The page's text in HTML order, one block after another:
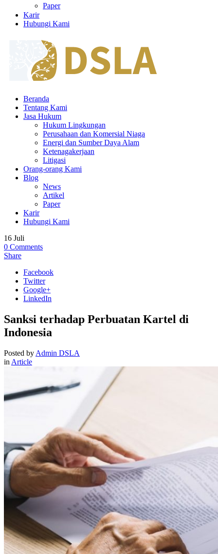
Paper
Karir
Hubungi Kami
Beranda
Tentang Kami
Jasa Hukum
Hukum Lingkungan
Perusahaan dan Komersial Niaga
Energi dan Sumber Daya Alam
Ketenagakerjaan
Litigasi
Orang-orang Kami
Blog
News
Artikel
Paper
Karir
Hubungi Kami
16 Juli
0 Comments
Share
Facebook
Twitter
Google+
LinkedIn
Sanksi terhadap Perbuatan Kartel di
Indonesia
Posted by Admin DSLA
in Article